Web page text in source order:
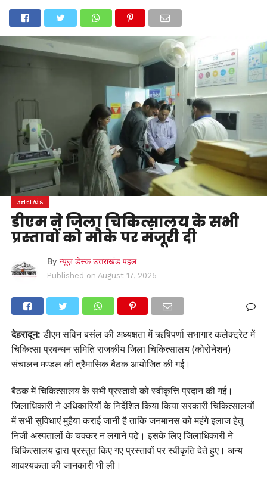
उत्तराखंडअल्मोड़ाउत्तरकाशी चंपावतचमोली
टिहरी गढ़वाल
देहरादूननैनीताल पिथौरागढ़पौड़ी गढ़वाल बागेश्वर रुद्रप्रयाग देश दुनिया
उत्तराखंड
डीएम ने जिला चिकित्सालय के सभी
प्रस्तावों को मौके पर मंजूरी दी
By न्यूज़ डेस्क उत्तराखंड पहल
Published on August 17, 2025
देहरादून:डीएम सविन बसंल की अध्यक्षता में ऋषिपर्णा सभागार कलेक्ट्रेट में
चिकित्सा प्रबन्धन समिति राजकीय जिला चिकित्सालय (कोरोनेशन)
संचालन मण्डल की त्रैमासिक बैठक आयोजित की गई।
बैठक में चिकित्सालय के सभी प्रस्तावों को स्वीकृत्ति प्रदान की गई।
जिलाधिकारी ने अधिकारियों के निर्देशित किया किया सरकारी चिकित्सालयों
में सभी सुविधाएं मुहैया कराई जानी है ताकि जनमानस को महंगे इलाज हेतु
निजी अस्पतालों के चक्कर न लगाने पढ़े। इसके लिए जिलाधिकारी ने
चिकित्सालय द्वारा प्रस्तुत किए गए प्रस्तावों पर स्वीकृति देते हुए। अन्य
आवश्यकता की जानकारी भी ली।